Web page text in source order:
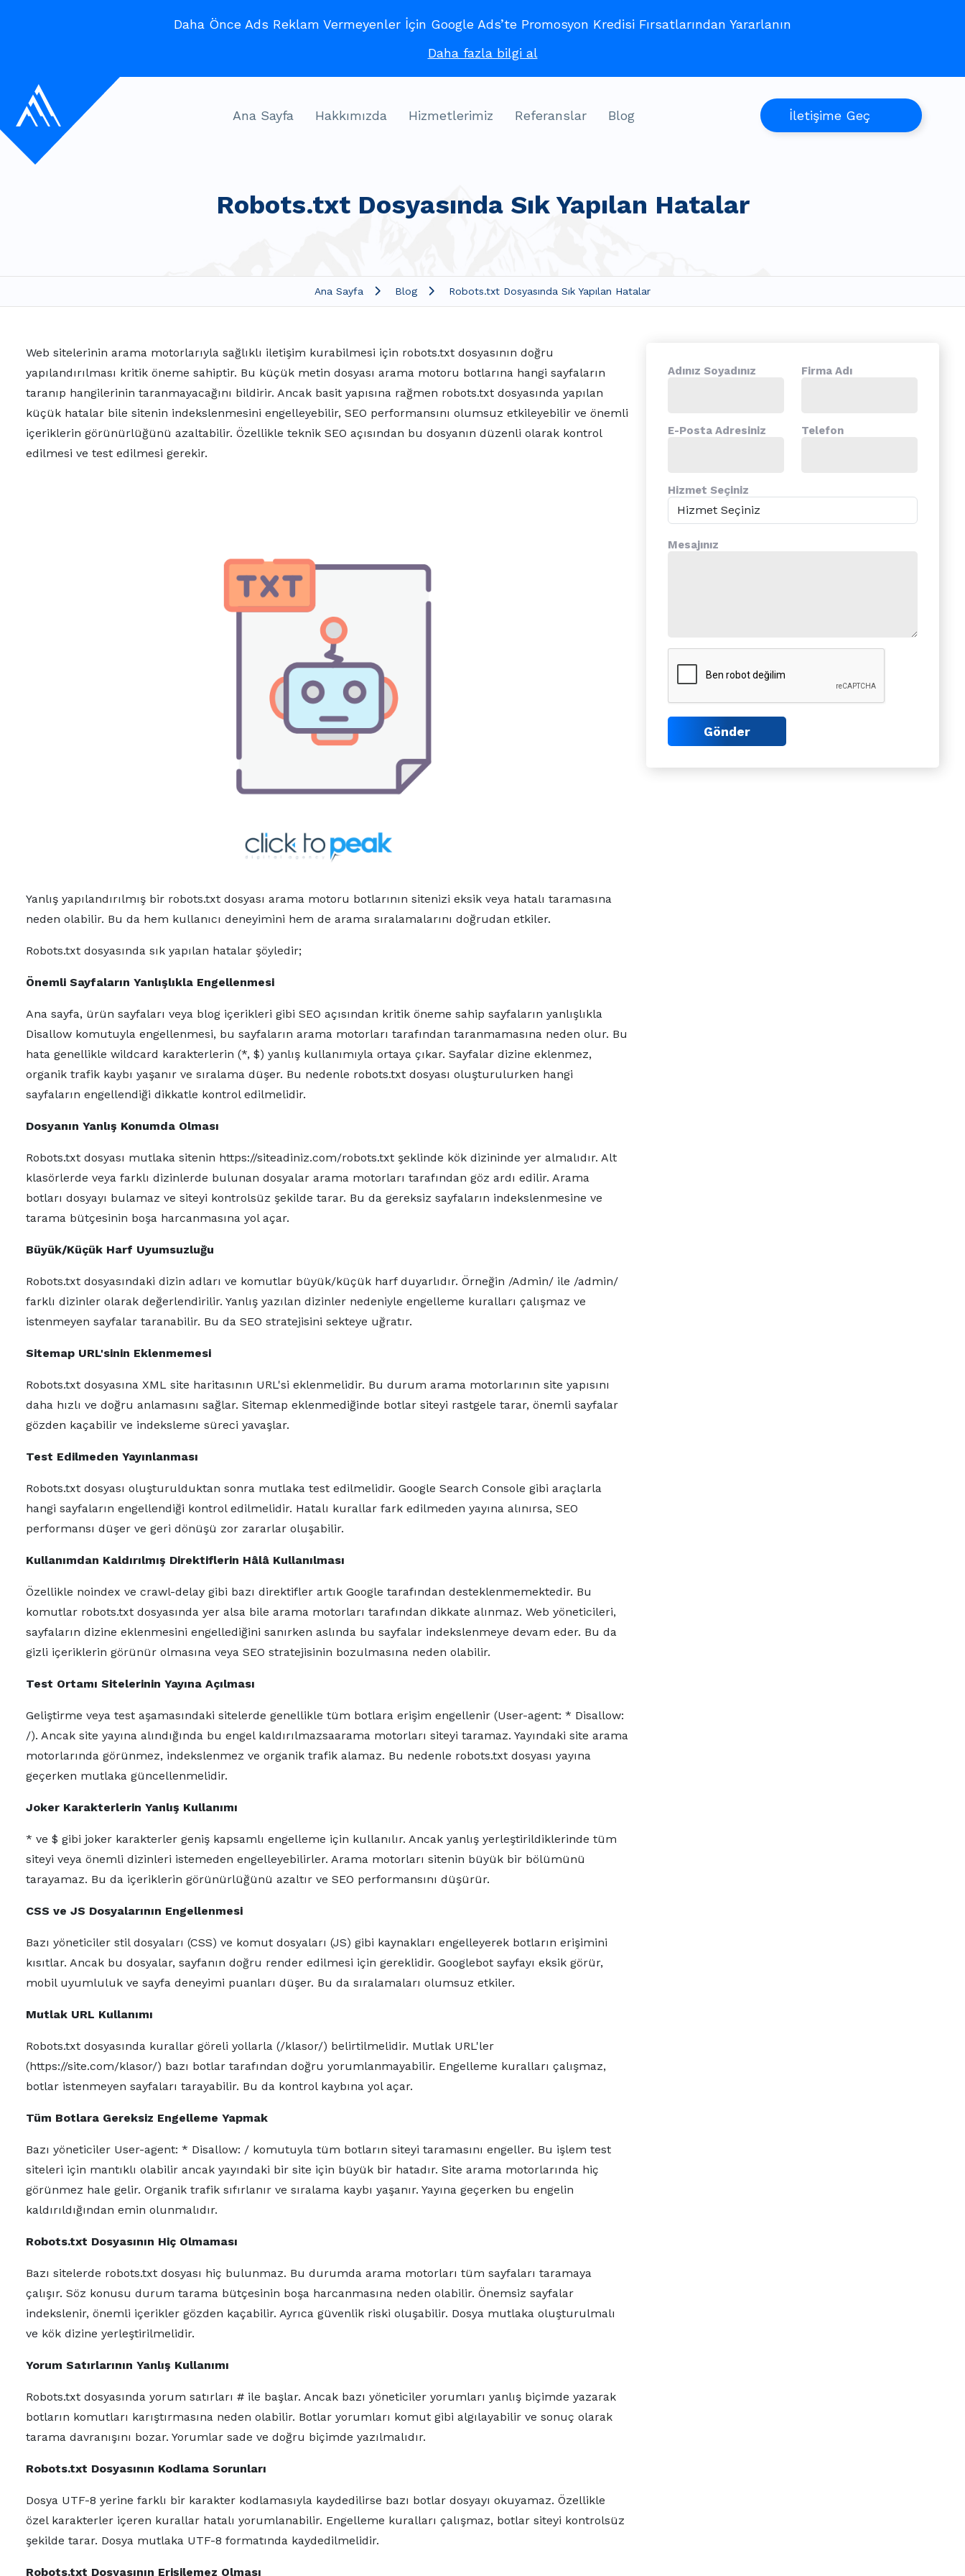
Daha Önce Ads Reklam Vermeyenler İçin Google Ads’te Promosyon Kredisi Fırsatlarından Yararlanın
Daha fazla bilgi al
Ana Sayfa Hakkımızda Hizmetlerimiz Referanslar Blog İletişime Geç
Robots.txt Dosyasında Sık Yapılan Hatalar
Ana Sayfa Blog Robots.txt Dosyasında Sık Yapılan Hatalar
Web sitelerinin arama motorlarıyla sağlıklı iletişim kurabilmesi için robots.txt dosyasının doğru
yapılandırılması kritik öneme sahiptir. Bu küçük metin dosyası arama motoru botlarına hangi sayfaların
taranıp hangilerinin taranmayacağını bildirir. Ancak basit yapısına rağmen robots.txt dosyasında yapılan
küçük hatalar bile sitenin indekslenmesini engelleyebilir, SEO performansını olumsuz etkileyebilir ve önemli
içeriklerin görünürlüğünü azaltabilir. Özellikle teknik SEO açısından bu dosyanın düzenli olarak kontrol
edilmesi ve test edilmesi gerekir.
Yanlış yapılandırılmış bir robots.txt dosyası arama motoru botlarının sitenizi eksik veya hatalı taramasına
neden olabilir. Bu da hem kullanıcı deneyimini hem de arama sıralamalarını doğrudan etkiler.
Robots.txt dosyasında sık yapılan hatalar şöyledir;
Önemli Sayfaların Yanlışlıkla Engellenmesi
Ana sayfa, ürün sayfaları veya blog içerikleri gibi SEO açısından kritik öneme sahip sayfaların yanlışlıkla
Disallow komutuyla engellenmesi, bu sayfaların arama motorları tarafından taranmamasına neden olur. Bu
hata genellikle wildcard karakterlerin (*, $) yanlış kullanımıyla ortaya çıkar. Sayfalar dizine eklenmez,
organik trafik kaybı yaşanır ve sıralama düşer. Bu nedenle robots.txt dosyası oluşturulurken hangi
sayfaların engellendiği dikkatle kontrol edilmelidir.
Dosyanın Yanlış Konumda Olması
Robots.txt dosyası mutlaka sitenin https://siteadiniz.com/robots.txt şeklinde kök dizininde yer almalıdır. Alt
klasörlerde veya farklı dizinlerde bulunan dosyalar arama motorları tarafından göz ardı edilir. Arama
botları dosyayı bulamaz ve siteyi kontrolsüz şekilde tarar. Bu da gereksiz sayfaların indekslenmesine ve
tarama bütçesinin boşa harcanmasına yol açar.
Büyük/Küçük Harf Uyumsuzluğu
Robots.txt dosyasındaki dizin adları ve komutlar büyük/küçük harf duyarlıdır. Örneğin /Admin/ ile /admin/
farklı dizinler olarak değerlendirilir. Yanlış yazılan dizinler nedeniyle engelleme kuralları çalışmaz ve
istenmeyen sayfalar taranabilir. Bu da SEO stratejisini sekteye uğratır.
Sitemap URL'sinin Eklenmemesi
Robots.txt dosyasına XML site haritasının URL'si eklenmelidir. Bu durum arama motorlarının site yapısını
daha hızlı ve doğru anlamasını sağlar. Sitemap eklenmediğinde botlar siteyi rastgele tarar, önemli sayfalar
gözden kaçabilir ve indeksleme süreci yavaşlar.
Test Edilmeden Yayınlanması
Robots.txt dosyası oluşturulduktan sonra mutlaka test edilmelidir. Google Search Console gibi araçlarla
hangi sayfaların engellendiği kontrol edilmelidir. Hatalı kurallar fark edilmeden yayına alınırsa, SEO
performansı düşer ve geri dönüşü zor zararlar oluşabilir.
Kullanımdan Kaldırılmış Direktiflerin Hâlâ Kullanılması
Özellikle noindex ve crawl-delay gibi bazı direktifler artık Google tarafından desteklenmemektedir. Bu
komutlar robots.txt dosyasında yer alsa bile arama motorları tarafından dikkate alınmaz. Web yöneticileri,
sayfaların dizine eklenmesini engellediğini sanırken aslında bu sayfalar indekslenmeye devam eder. Bu da
gizli içeriklerin görünür olmasına veya SEO stratejisinin bozulmasına neden olabilir.
Test Ortamı Sitelerinin Yayına Açılması
Geliştirme veya test aşamasındaki sitelerde genellikle tüm botlara erişim engellenir (User-agent: * Disallow:
/). Ancak site yayına alındığında bu engel kaldırılmazsaarama motorları siteyi taramaz. Yayındaki site arama
motorlarında görünmez, indekslenmez ve organik trafik alamaz. Bu nedenle robots.txt dosyası yayına
geçerken mutlaka güncellenmelidir.
Joker Karakterlerin Yanlış Kullanımı
* ve $ gibi joker karakterler geniş kapsamlı engelleme için kullanılır. Ancak yanlış yerleştirildiklerinde tüm
siteyi veya önemli dizinleri istemeden engelleyebilirler. Arama motorları sitenin büyük bir bölümünü
tarayamaz. Bu da içeriklerin görünürlüğünü azaltır ve SEO performansını düşürür.
CSS ve JS Dosyalarının Engellenmesi
Bazı yöneticiler stil dosyaları (CSS) ve komut dosyaları (JS) gibi kaynakları engelleyerek botların erişimini
kısıtlar. Ancak bu dosyalar, sayfanın doğru render edilmesi için gereklidir. Googlebot sayfayı eksik görür,
mobil uyumluluk ve sayfa deneyimi puanları düşer. Bu da sıralamaları olumsuz etkiler.
Mutlak URL Kullanımı
Robots.txt dosyasında kurallar göreli yollarla (/klasor/) belirtilmelidir. Mutlak URL'ler
(https://site.com/klasor/) bazı botlar tarafından doğru yorumlanmayabilir. Engelleme kuralları çalışmaz,
botlar istenmeyen sayfaları tarayabilir. Bu da kontrol kaybına yol açar.
Tüm Botlara Gereksiz Engelleme Yapmak
Bazı yöneticiler User-agent: * Disallow: / komutuyla tüm botların siteyi taramasını engeller. Bu işlem test
siteleri için mantıklı olabilir ancak yayındaki bir site için büyük bir hatadır. Site arama motorlarında hiç
görünmez hale gelir. Organik trafik sıfırlanır ve sıralama kaybı yaşanır. Yayına geçerken bu engelin
kaldırıldığından emin olunmalıdır.
Robots.txt Dosyasının Hiç Olmaması
Bazı sitelerde robots.txt dosyası hiç bulunmaz. Bu durumda arama motorları tüm sayfaları taramaya
çalışır. Söz konusu durum tarama bütçesinin boşa harcanmasına neden olabilir. Önemsiz sayfalar
indekslenir, önemli içerikler gözden kaçabilir. Ayrıca güvenlik riski oluşabilir. Dosya mutlaka oluşturulmalı
ve kök dizine yerleştirilmelidir.
Yorum Satırlarının Yanlış Kullanımı
Robots.txt dosyasında yorum satırları # ile başlar. Ancak bazı yöneticiler yorumları yanlış biçimde yazarak
botların komutları karıştırmasına neden olabilir. Botlar yorumları komut gibi algılayabilir ve sonuç olarak
tarama davranışını bozar. Yorumlar sade ve doğru biçimde yazılmalıdır.
Robots.txt Dosyasının Kodlama Sorunları
Dosya UTF-8 yerine farklı bir karakter kodlamasıyla kaydedilirse bazı botlar dosyayı okuyamaz. Özellikle
özel karakterler içeren kurallar hatalı yorumlanabilir. Engelleme kuralları çalışmaz, botlar siteyi kontrolsüz
şekilde tarar. Dosya mutlaka UTF-8 formatında kaydedilmelidir.
Robots.txt Dosyasının Erişilemez Olması
Adınız Soyadınız Firma Adı
E-Posta Adresiniz Telefon
Hizmet Seçiniz
Mesajınız
Gönder